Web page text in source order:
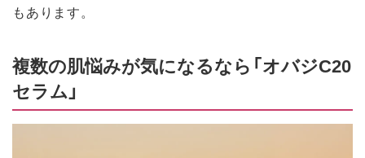
もあります。
複数の肌悩みが気になるなら「オバジC20
セラム」